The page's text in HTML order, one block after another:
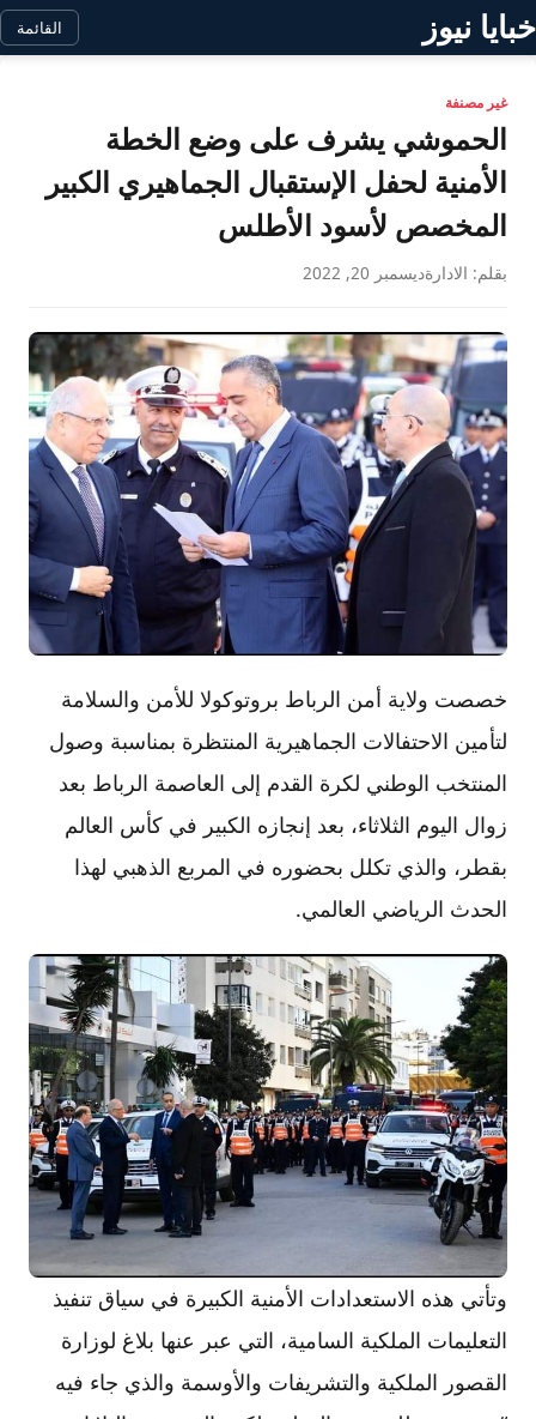
خبايا نيوز القائمة
غير مصنفة
الحموشي يشرف على وضع الخطة
الأمنية لحفل الإستقبال الجماهيري الكبير
المخصص لأسود الأطلس
بقلم: الادارةديسمبر 20, 2022
خصصت ولاية أمن الرباط بروتوكولا للأمن والسلامة
لتأمين الاحتفالات الجماهيرية المنتظرة بمناسبة وصول
المنتخب الوطني لكرة القدم إلى العاصمة الرباط بعد
زوال اليوم الثلاثاء، بعد إنجازه الكبير في كأس العالم
بقطر، والذي تكلل بحضوره في المربع الذهبي لهذا
الحدث الرياضي العالمي.
وتأتي هذه الاستعدادات الأمنية الكبيرة في سياق تنفيذ
التعليمات الملكية السامية، التي عبر عنها بلاغ لوزارة
القصور الملكية والتشريفات والأوسمة والذي جاء فيه